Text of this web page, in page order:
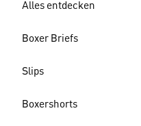
Alles entdecken
Boxer Briefs
Slips
Boxershorts